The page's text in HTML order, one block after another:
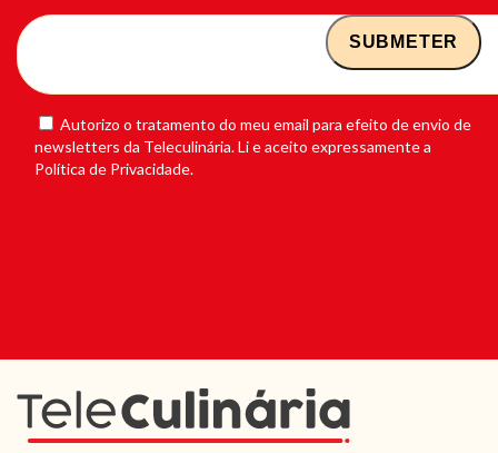
Autorizo o tratamento do meu email para efeito de envio de
newsletters da Teleculinária. Li e aceito expressamente a
Política de Privacidade.